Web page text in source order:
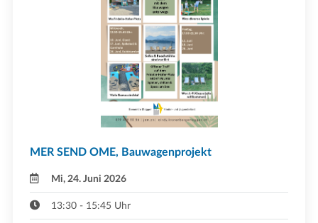
MER SEND OME, Bauwagenprojekt
Mi, 24. Juni 2026
13:30 - 15:45 Uhr